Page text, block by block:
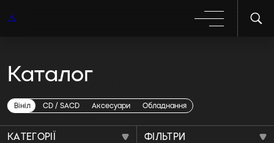
Каталог
Вініл CD / SACD Аксесуари Обладнання
Японські вінілові
платівки
КАТЕГОРІЇ
ФІЛЬТРИ